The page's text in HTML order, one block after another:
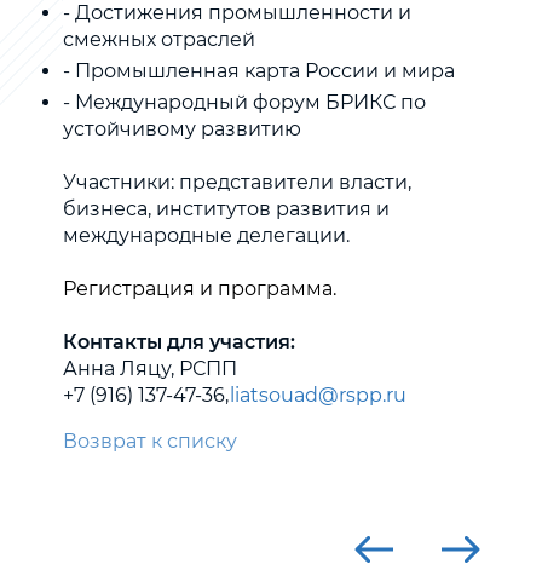
- Достижения промышленности и
смежных отраслей
- Промышленная карта России и мира
- Международный форум БРИКС по
устойчивому развитию
Участники: представители власти,
бизнеса, институтов развития и
международные делегации.
Регистрация и программа.
Контакты для участия:
Анна Ляцу, РСПП
+7 (916) 137-47-36, liatsouad@rspp.ru
Возврат к списку